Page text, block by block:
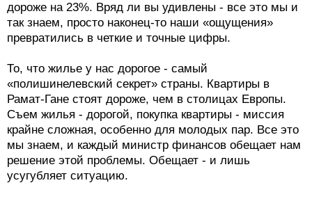
дороже на 23%. Вряд ли вы удивлены - все это мы и
так знаем, просто наконец-то наши «ощущения»
превратились в четкие и точные цифры.
То, что жилье у нас дорогое - самый
«полишинелевский секрет» страны. Квартиры в
Рамат-Гане стоят дороже, чем в столицах Европы.
Съем жилья - дорогой, покупка квартиры - миссия
крайне сложная, особенно для молодых пар. Все это
мы знаем, и каждый министр финансов обещает нам
решение этой проблемы. Обещает - и лишь
усугубляет ситуацию.